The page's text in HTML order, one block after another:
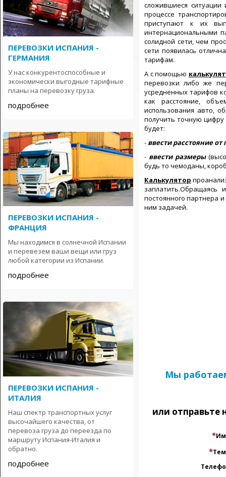
ПЕРЕВОЗКИ ИСПАНИЯ -
ГЕРМАНИЯ
У нас конкурентоспособные и
экономически выгодные тарифные
планы на перевозку груза.
подробнее
ПЕРЕВОЗКИ ИСПАНИЯ -
ФРАНЦИЯ
Мы находимся в солнечной Испании
и перевезем ваши вещи или груз
любой категории из Испании.
подробнее
ПЕРЕВОЗКИ ИСПАНИЯ -
ИТАЛИЯ
Наш спектр транспортных услуг
высочайшего качества, от
перевоза груза до переезда по
маршруту Испания-Италия и
обратно.
подробнее
сложившиеся
процессе
приступают к их
интернациональными
солидной сети, чем
сети появилась
тарифам.
А с помощью
перевозки либо же
усредненных тарифов
как расстояние,
использования авто,
получить точную цифру
будет:
- ввести расстояние
- ввести размеры
будь то чемоданы,
Калькулятор
постоянного партнера
ним задачей.
Мы
или
*
*